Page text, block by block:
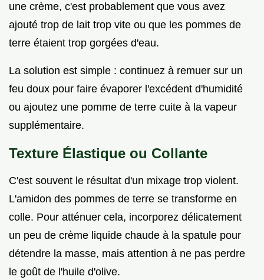
une crème, c'est probablement que vous avez
ajouté trop de lait trop vite ou que les pommes de
terre étaient trop gorgées d'eau.
La solution est simple : continuez à remuer sur un
feu doux pour faire évaporer l'excédent d'humidité
ou ajoutez une pomme de terre cuite à la vapeur
supplémentaire.
Texture Élastique ou Collante
C'est souvent le résultat d'un mixage trop violent.
L'amidon des pommes de terre se transforme en
colle. Pour atténuer cela, incorporez délicatement
un peu de crème liquide chaude à la spatule pour
détendre la masse, mais attention à ne pas perdre
le goût de l'huile d'olive.